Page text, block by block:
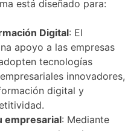
está diseñado para:
Digital: El
apoyo a las empresas
tecnologías
innovadores,
digital y
empresarial: Mediante